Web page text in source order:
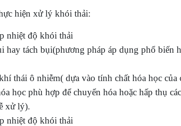
hiện xử lý khói thải:
nhiệt độ khói thải
hay tách bụi(phương pháp áp dụng phổ biến
thái ô nhiễm( dựa vào tính chất hóa học của
học phù hợp để chuyển hóa hoặc hấp thụ
xử lý).
nhiệt độ khói thải